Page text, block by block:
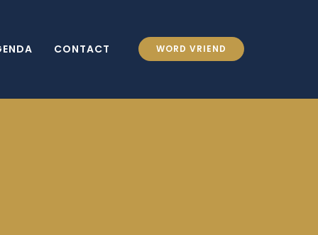
CONTACT WORD VRIEND